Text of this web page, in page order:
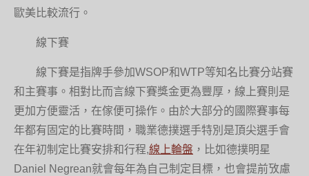
歐美比較流行。
線下賽
線下賽是指牌手參加WSOP和WTP等知名比賽分站賽
和主賽事。相對比而言線下賽獎金更為豐厚，線上賽則是
更加方便靈活，在傢便可操作。由於大部分的國際賽事每
年都有固定的比賽時間，職業德撲選手特別是頂尖選手會
在年初制定比賽安排和行程,線上輪盤 ，比如德撲明星
Daniel Negrean就會每年為自己制定目標，也會提前攷慮